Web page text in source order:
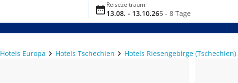
Reisezeitraum
13.08. - 13.10.265 - 8 Tage
Hotels Europa Hotels Tschechien Hotels Riesengebirge (Tschechien)